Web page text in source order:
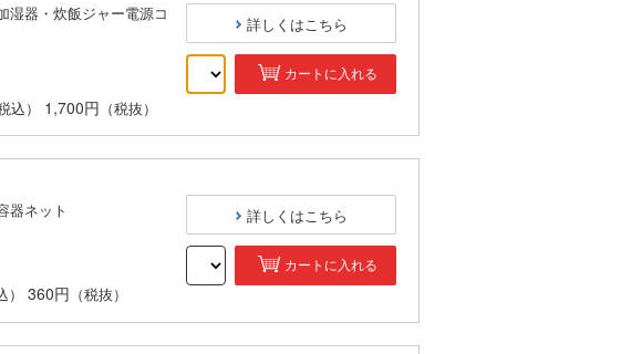
湿器・炊飯ジャー電源コ
込） 1,700円 （税抜）
詳しくはこちら
カートに入れる
ネット
） 360円 （税抜）
詳しくはこちら
カートに入れる